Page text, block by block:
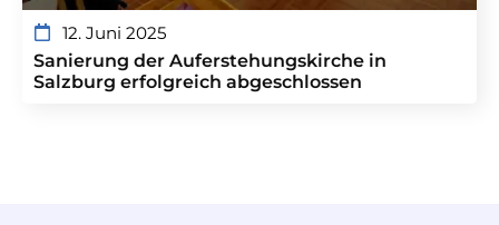
12. Juni 2025
Sanierung der Auferstehungskirche in
Salzburg erfolgreich abgeschlossen